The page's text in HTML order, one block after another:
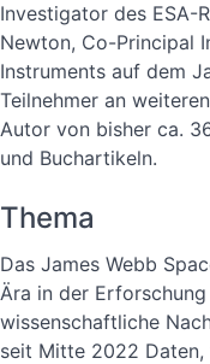
Investigator des ESA-
Newton, Co-Principal
Instruments auf dem
Teilnehmer an
Autor von bisher ca.
und Buchartikeln.
Thema
Das James Webb
Ära in der
wissenschaftliche
seit Mitte 2022